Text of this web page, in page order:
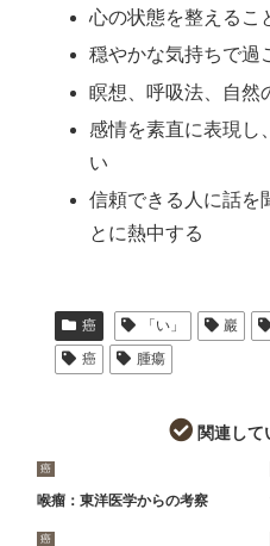
心の状態を整えるこ
穏やかな気持ちで過
瞑想、呼吸法、自然
感情を素直に表現し
い
信頼できる人に話を
とに熱中する
癌 「い」 巖
癌
腫瘍
関連して
癌
喉瘤：東洋医学からの考察
癌